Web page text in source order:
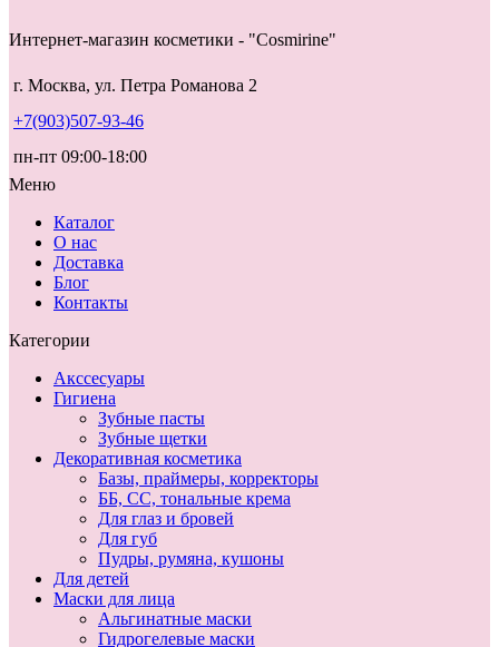
Интернет-магазин косметики - "Cosmirine"
г. Москва, ул. Петра Романова 2
+7(903)507-93-46
пн-пт 09:00-18:00
Меню
Каталог
О нас
Доставка
Блог
Контакты
Категории
Акссесуары
Гигиена
Зубные пасты
Зубные щетки
Декоративная косметика
Базы, праймеры, корректоры
ББ, СС, тональные крема
Для глаз и бровей
Для губ
Пудры, румяна, кушоны
Для детей
Маски для лица
Альгинатные маски
Гидрогелевые маски